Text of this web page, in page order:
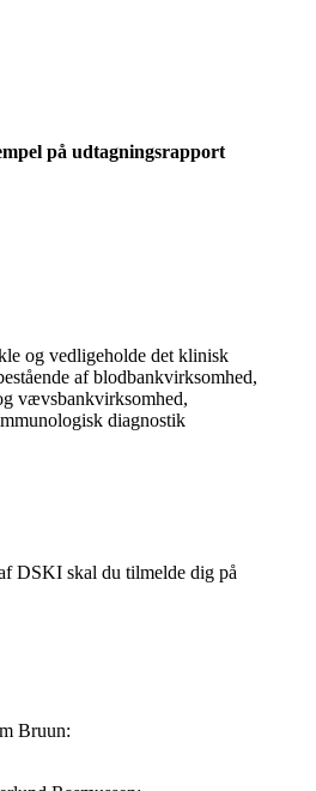
på udtagningsrapport
og vedligeholde det klinisk
af blodbankvirksomhed,
vævsbankvirksomhed,
diagnostik
DSKI skal du tilmelde dig på
Bruun: